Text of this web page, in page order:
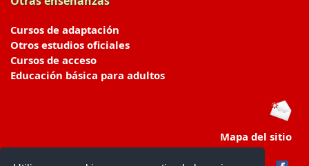
Cursos de adaptación
Otros estudios oficiales
Cursos de acceso
Educación básica para adultos
Mapa del sitio